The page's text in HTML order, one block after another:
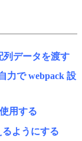
列データを渡す
力で webpack 設
用する
るようにする